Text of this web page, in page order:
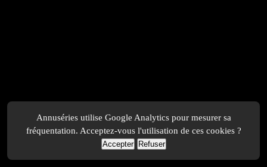
Annuséries utilise Google Analytics pour mesurer sa
fréquentation. Acceptez-vous l'utilisation de ces cookies ?
Accepter Refuser